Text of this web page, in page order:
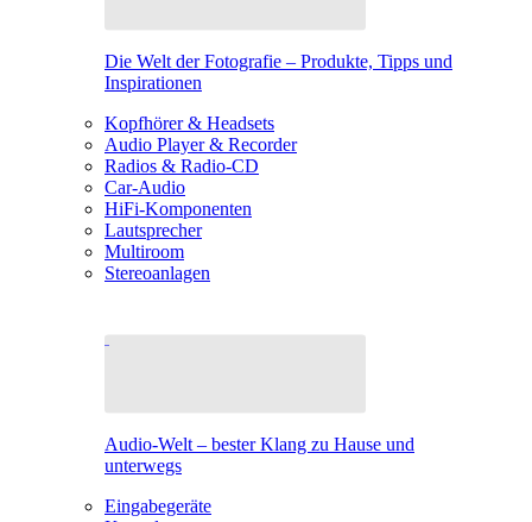
Die Welt der Fotografie – Produkte, Tipps und
Inspirationen
Kopfhörer & Headsets
Audio Player & Recorder
Radios & Radio-CD
Car-Audio
HiFi-Komponenten
Lautsprecher
Multiroom
Stereoanlagen
Audio-Welt – bester Klang zu Hause und
unterwegs
Eingabegeräte